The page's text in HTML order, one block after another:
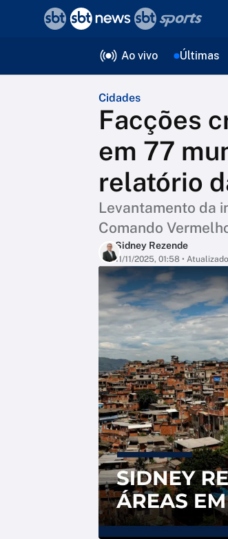
Ao vivo Últimas
Cidades
Facções
em 77
relatório
Levantamento da
Comando
Sidney Rezende
11/11/2025, 01:58 •
voltar
Editorias